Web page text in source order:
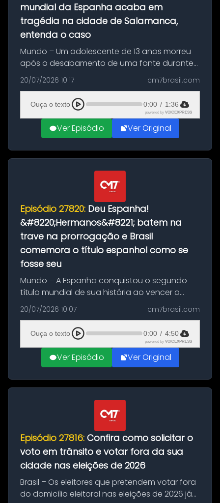
mundial da Espanha acaba em
tragédia na cidade de Salamanca,
entenda o caso
Mundo – Um adolescente de 13 anos morreu
após o desabamento de uma fonte durante
as comemorações pelo título da Copa do
Mundo conquistado pela Espanha, em
Ciudad Rodrigo, na província de Salamanca,
no...
20/07/2026 10:17 cm7brasil.com
Ouça o texto 0:00 / 1:36
powered by VOICEXPRESS
Ver Episódio Ver Original
Episódio 27820: Deu Espanha!
&#8220;Hermanos&#8221; batem na
trave na prorrogação e Brasil
comemora o título espanhol como se
fosse seu
Mundo – A Espanha conquistou o segundo
título mundial de sua história ao vencer a
Argentina por 1 a 0, neste domingo (19), na
decisão da Copa do Mundo de 2026. Depois
de um duelo sem gols durante o te...
20/07/2026 10:07 cm7brasil.com
Ouça o texto 0:00 / 4:50
powered by VOICEXPRESS
Ver Episódio Ver Original
Episódio 27816: Confira como solicitar o
voto em trânsito e votar fora da sua
cidade nas eleições de 2026
Brasil – Os eleitores que pretendem votar fora
do domicílio eleitoral nas eleições de 2026 já